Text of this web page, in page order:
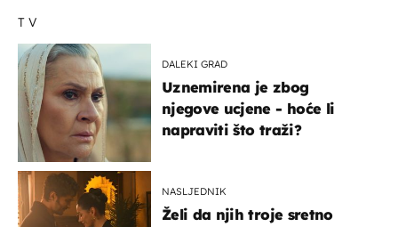
TV
DALEKI GRAD
Uznemirena je zbog
njegove ucjene - hoće li
napraviti što traži?
NASLJEDNIK
Želi da njih troje sretno